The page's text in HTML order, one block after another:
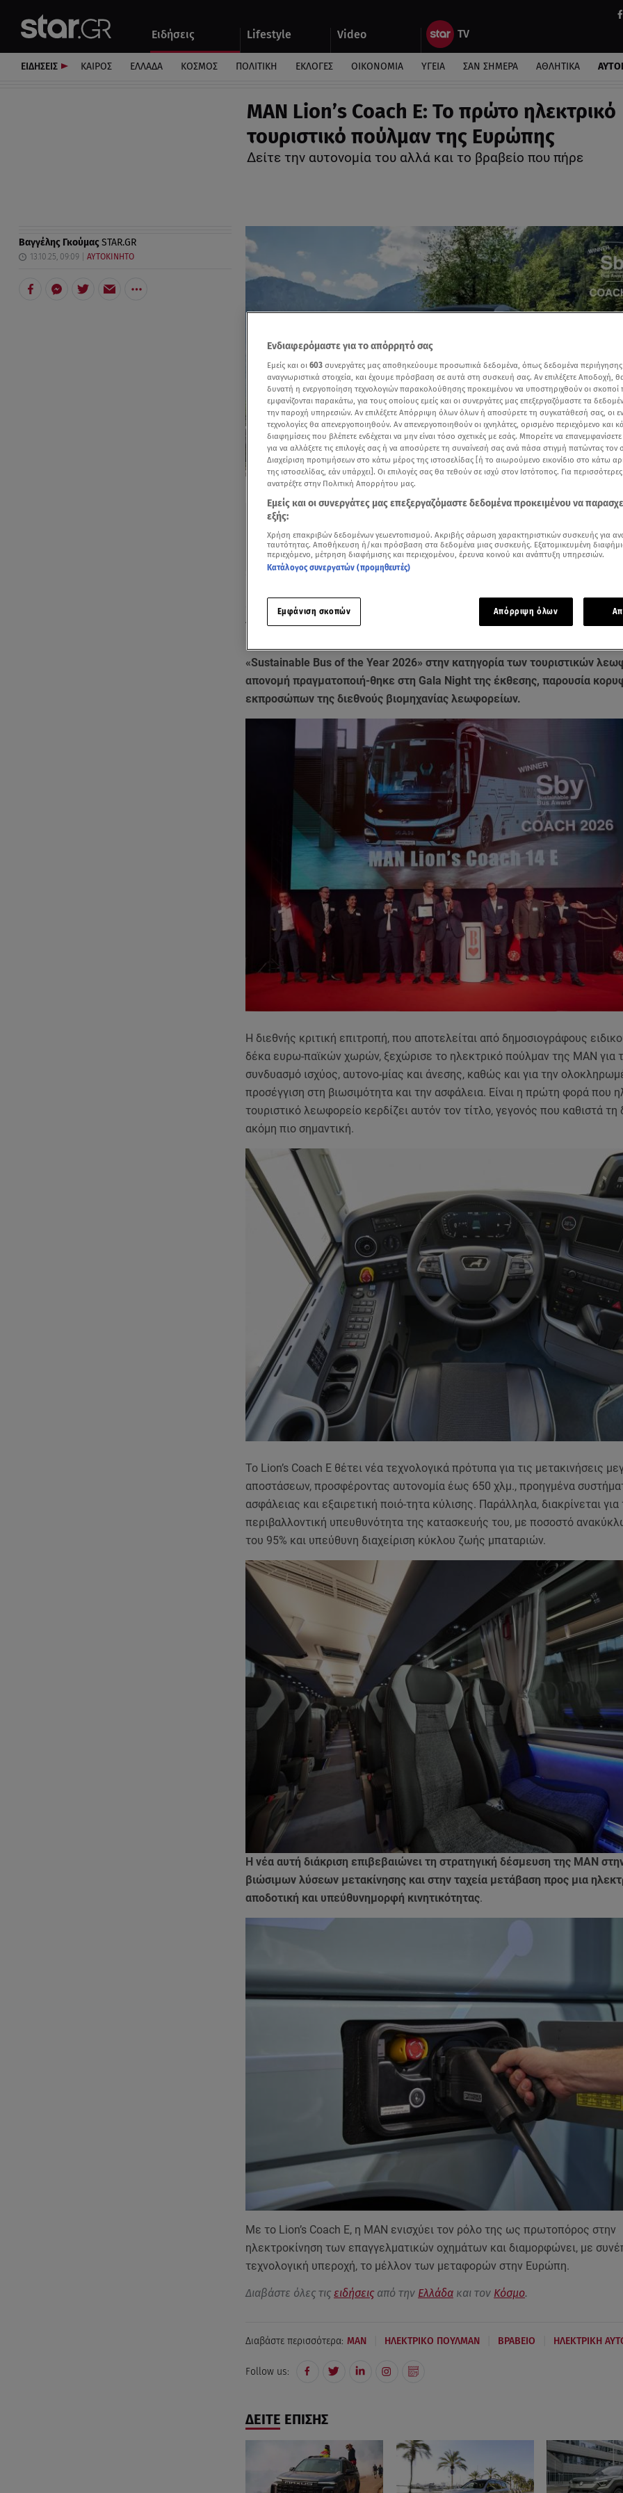
Ειδήσεις Lifestyle Video
Αυτοκίνητο
ΕΙΔΗΣΕΙΣ ΚΑΙΡΟΣ ΕΛΛΑΔΑ ΚΟΣΜΟΣ ΠΟΛΙΤΙΚΗ ΕΚΛΟΓΕΣ ΟΙΚΟΝΟΜΙΑ ΥΓΕΙΑ ΣΑΝ ΣΗΜΕΡΑ ΑΘΛΗΤΙΚΑ
MAN Lion’s Coach E: Το πρώτο ηλεκτρικό
τουριστικό πούλμαν της Ευρώπης
Δείτε την αυτονομία του αλλά και το βραβείο που πήρε
Βαγγέλης ΓκούμαςSTAR.GR
13.10.25, 09:09 ΑΥΤΟΚΙΝΗΤΟ
Δείτε περισσότερα άρθρα μας στην αναζήτηση σας
Πρόσθηκη star.gr στις επιλογές σας
Add star.gr on Google
Το νέο MAN Lion’s Coach E έκανε την παγκόσμια πρεμιέρα του στη
«Sustainable Bus of the Year 2026» στην κατηγορία των τουριστικών
απονομή πραγματοποιή-θηκε στη Gala Night της έκθεσης, παρουσία
εκπροσώπων της διεθνούς βιομηχανίας λεωφορείων.
Η διεθνής κριτική επιτροπή, που αποτελείται από δημοσιογράφους
δέκα ευρω-παϊκών χωρών, ξεχώρισε το ηλεκτρικό πούλμαν της MAN για
συνδυασμό ισχύος, αυτονο-μίας και άνεσης, καθώς και για την
προσέγγιση στη βιωσιμότητα και την ασφάλεια. Είναι η πρώτη φορά που
τουριστικό λεωφορείο κερδίζει αυτόν τον τίτλο, γεγονός που καθιστά τη
ακόμη πιο σημαντική.
Το Lion’s Coach E θέτει νέα τεχνολογικά πρότυπα για τις μετακινήσεις
αποστάσεων, προσφέροντας αυτονομία έως 650 χλμ., προηγμένα
ασφάλειας και εξαιρετική ποιό-τητα κύλισης. Παράλληλα, διακρίνεται για
περιβαλλοντική υπευθυνότητα της κατασκευής του, με ποσοστό
του 95% και υπεύθυνη διαχείριση κύκλου ζωής μπαταριών.
Η νέα αυτή διάκριση επιβεβαιώνει τη στρατηγική δέσμευση της MAN
βιώσιμων λύσεων μετακίνησης και στην ταχεία μετάβαση προς μια
αποδοτική και υπεύθυνημορφή κινητικότητας.
Με το Lion’s Coach E, η MAN ενισχύει τον ρόλο της ως πρωτοπόρος στην
ηλεκτροκίνηση των επαγγελματικών οχημάτων και διαμορφώνει, με
τεχνολογική υπεροχή, το μέλλον των μεταφορών στην Ευρώπη.
Διαβάστε όλες τις ειδήσειςαπό την Ελλάδακαι τον Κόσμο.
Διαβάστε περισσότερα: MAN ΗΛΕΚΤΡΙΚΟ ΠΟΥΛΜΑΝ BΡΑΒΕΙΟ ΗΛΕΚΤΡΙΚΗ
Follow us:
ΔΕΙΤΕ ΕΠΙΣΗΣ
Ενδιαφερόμαστε για το απόρρητό σας
Εμείς και οι 603 συνεργάτες μας αποθηκεύουμε προσωπικά δεδομένα, όπως δεδομένα
αναγνωριστικά στοιχεία, και έχουμε πρόσβαση σε αυτά στη συσκευή σας. Αν επιλέξετε Αποδοχή,
δυνατή η ενεργοποίηση τεχνολογιών παρακολούθησης προκειμένου να υποστηριχθούν οι σκοποί
εμφανίζονται παρακάτω, για τους οποίους εμείς και οι συνεργάτες μας επεξεργαζόμαστε τα
την παροχή υπηρεσιών. Αν επιλέξετε Απόρριψη όλων όλων ή αποσύρετε τη συγκατάθεσή σας, οι
τεχνολογίες θα απενεργοποιηθούν. Αν απενεργοποιηθούν οι ιχνηλάτες, ορισμένο περιεχόμενο και
διαφημίσεις που βλέπετε ενδέχεται να μην είναι τόσο σχετικές με εσάς. Μπορείτε να
για να αλλάξετε τις επιλογές σας ή να αποσύρετε τη συναίνεσή σας ανά πάσα στιγμή πατώντας τον
Διαχείριση προτιμήσεων στο κάτω μέρος της ιστοσελίδας [ή το αιωρούμενο εικονίδιο στο κάτω
της ιστοσελίδας, εάν υπάρχει]. Οι επιλογές σας θα τεθούν σε ισχύ στον Ιστότοπος. Για
ανατρέξτε στην Πολιτική Απορρήτου μας.
Εμείς και οι συνεργάτες μας επεξεργαζόμαστε δεδομένα προκειμένου να
εξής:
Χρήση επακριβών δεδομένων γεωεντοπισμού. Ακριβής σάρωση χαρακτηριστικών συσκευής για
ταυτότητας. Αποθήκευση ή/και πρόσβαση στα δεδομένα μιας συσκευής. Εξατομικευμένη
περιεχόμενο, μέτρηση διαφήμισης και περιεχομένου, έρευνα κοινού και ανάπτυξη υπηρεσιών.
Κατάλογος συνεργατών (προμηθευτές)
Εμφάνιση σκοπών Απόρριψη όλων